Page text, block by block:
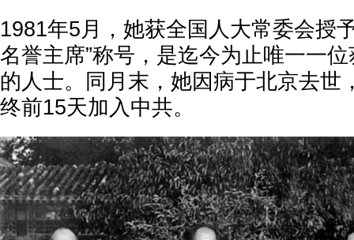
1981年5月，她获全国人大常委会授
名誉主席”称号，是迄今为止唯一一
的人士。同月末，她因病于北京去世
终前15天加入中共。